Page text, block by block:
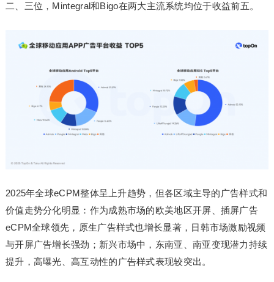
二、三位，Mintegral和Bigo在两大主流系统均位于收益前五。
2025年全球eCPM整体呈上升趋势，但各区域主导的广告样式和
价值走势分化明显：作为成熟市场的欧美地区开屏、插屏广告
eCPM全球领先，原生广告样式也增长显著，日韩市场激励视频
与开屏广告增长强劲；新兴市场中，东南亚、南亚变现潜力持续
提升，高曝光、高互动性的广告样式表现较突出。